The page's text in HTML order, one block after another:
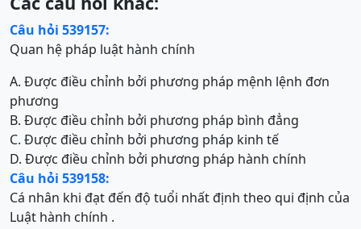
Câu hỏi 539157:
Quan hệ pháp luật hành chính
A. Được điều chỉnh bởi phương pháp mệnh lệnh đơn
phương
B. Được điều chỉnh bởi phương pháp bình đẳng
C. Được điều chỉnh bởi phương pháp kinh tế
D. Được điều chỉnh bởi phương pháp hành chính
Câu hỏi 539158:
Cá nhân khi đạt đến độ tuổi nhất định theo qui định của
Luật hành chính .